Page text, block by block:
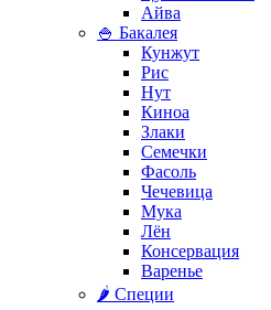
Айва
🍚 Бакалея
Кунжут
Рис
Нут
Киноа
Злаки
Семечки
Фасоль
Чечевица
Мука
Лён
Консервация
Варенье
🌶️ Специи